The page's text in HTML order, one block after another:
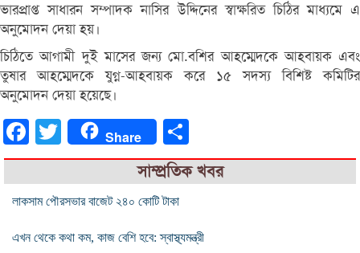
ভারপ্রাপ্ত সাধারন সম্পাদক নাসির উদ্দিনের স্বাক্ষরিত চিঠির মাধ্যমে এ
অনুমোদন দেয়া হয়।
চিঠিতে আগামী দুই মাসের জন্য মো.বশির আহম্মেদকে আহবায়ক এবং
তুষার আহম্মেদকে যুগ্ন-আহবায়ক করে ১৫ সদস্য বিশিষ্ট কমিটির
অনুমোদন দেয়া হয়েছে।
FacebookTwitter Share
সাম্প্রতিক খবর
লাকসাম পৌরসভার বাজেট ২৪০ কোটি টাকা
এখন থেকে কথা কম, কাজ বেশি হবে: স্বাস্থ্যমন্ত্রী